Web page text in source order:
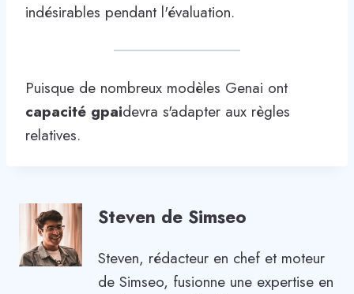
indésirables pendant l'évaluation.
Puisque de nombreux modèles Genai ont
capacité gpaidevra s'adapter aux règles
relatives.
Steven de Simseo
Steven, rédacteur en chef et moteur
de Simseo, fusionne une expertise en